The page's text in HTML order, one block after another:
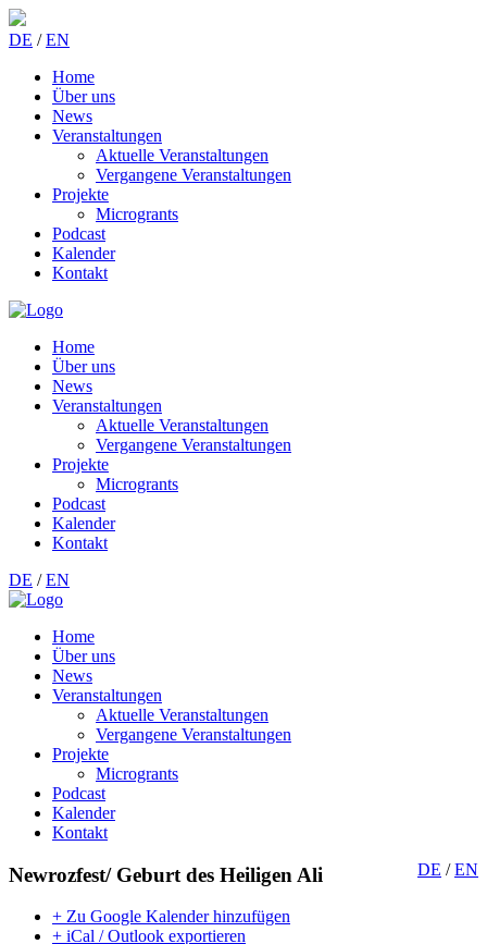
DE /EN
Home
Über uns
News
Veranstaltungen
Aktuelle Veranstaltungen
Vergangene Veranstaltungen
Projekte
Microgrants
Podcast
Kalender
Kontakt
Home
Über uns
News
Veranstaltungen
Aktuelle Veranstaltungen
Vergangene Veranstaltungen
Projekte
Microgrants
Podcast
Kalender
Kontakt
DE /EN
Home
Über uns
News
Veranstaltungen
Aktuelle Veranstaltungen
Vergangene Veranstaltungen
Projekte
Microgrants
Podcast
Kalender
Kontakt
DE /EN
Newrozfest/ Geburt des Heiligen Ali
+ Zu Google Kalender hinzufügen
+ iCal / Outlook exportieren